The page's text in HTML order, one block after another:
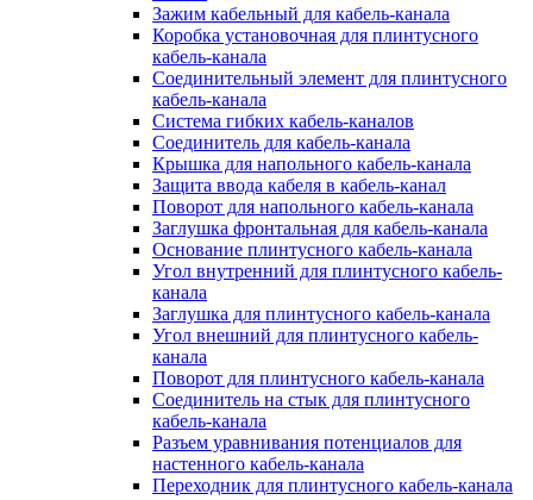
Зажим кабельный для кабель-канала
Коробка установочная для плинтусного
кабель-канала
Соединительный элемент для плинтусного
кабель-канала
Система гибких кабель-каналов
Соединитель для кабель-канала
Крышка для напольного кабель-канала
Защита ввода кабеля в кабель-канал
Поворот для напольного кабель-канала
Заглушка фронтальная для кабель-канала
Основание плинтусного кабель-канала
Угол внутренний для плинтусного кабель-
канала
Заглушка для плинтусного кабель-канала
Угол внешний для плинтусного кабель-
канала
Поворот для плинтусного кабель-канала
Соединитель на стык для плинтусного
кабель-канала
Разъем уравнивания потенциалов для
настенного кабель-канала
Переходник для плинтусного кабель-канала